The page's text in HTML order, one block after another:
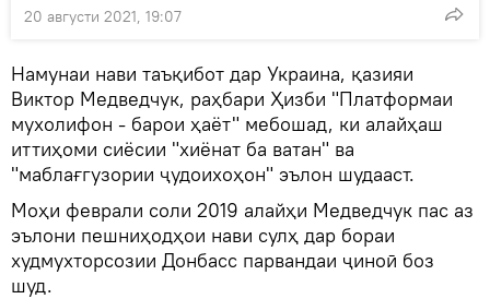
20 августи 2021, 19:07
Намунаи нави таъқибот дар Украина, қазияи
Виктор Медведчук, раҳбари Ҳизби "Платформаи
мухолифон - барои ҳаёт" мебошад, ки алайҳаш
иттиҳоми сиёсии "хиёнат ба ватан" ва
"маблағгузории ҷудоихоҳон" эълон шудааст.
Моҳи феврали соли 2019 алайҳи Медведчук пас аз
эълони пешниҳодҳои нави сулҳ дар бораи
худмухторсозии Донбасс парвандаи ҷиноӣ боз
шуд.